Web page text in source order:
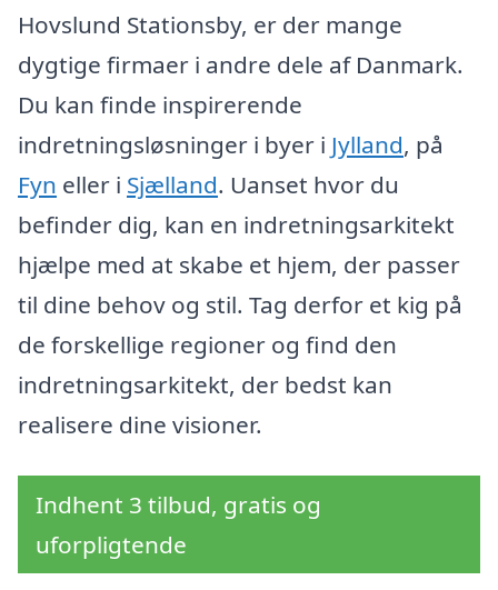
Hovslund Stationsby, er der mange
dygtige firmaer i andre dele af Danmark.
Du kan finde inspirerende
indretningsløsninger i byer i Jylland, på
Fyn eller i Sjælland. Uanset hvor du
befinder dig, kan en indretningsarkitekt
hjælpe med at skabe et hjem, der passer
til dine behov og stil. Tag derfor et kig på
de forskellige regioner og find den
indretningsarkitekt, der bedst kan
realisere dine visioner.
Indhent 3 tilbud, gratis og
uforpligtende